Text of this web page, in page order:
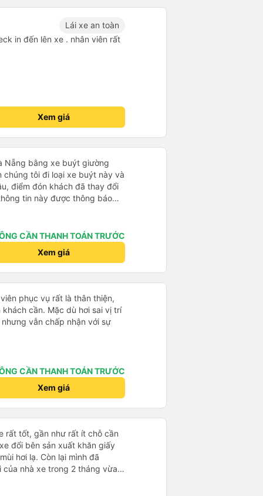
Lái xe an toàn
in đến lên xe . nhân viên rất
Xem giá
Nẵng bằng xe buýt giường
chúng tôi đi loại xe buýt này và
điểm đón khách đã thay đổi
tin này được thông báo
này rất đáng trân trọng.
đến muộn 10-15 phút. Khi xe
giúp đỡ chúng tôi và nhân
du lịch. Chúng tôi cảm
Cuối chuyến đi, tài xế đã
đón miễn phí đến khách
dụng dịch vụ này.
CẦN THANH TOÁN TRƯỚC
Xem giá
phục vụ rất là thân thiện,
cần. Mặc dù hơi sai vị trí
vẫn chấp nhận với sự
CẦN THANH TOÁN TRƯỚC
Xem giá
rất tốt, gần như rất ít chỗ cần
đổi bên sản xuất khăn giấy
hơi lạ. Còn lại mình đã
nhà xe trong 2 tháng vừa